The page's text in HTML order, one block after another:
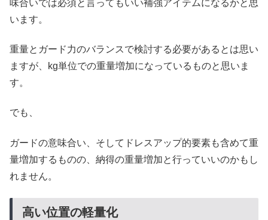
味合いでは必須と言ってもいい補強アイテムになるかと思
います。
重量とガード力のバランスで検討する必要があるとは思い
ますが、kg単位での重量増加になっているものと思いま
す。
でも、
ガードの意味合い、そしてドレスアップ的要素も含めて重
量増加するものの、納得の重量増加と行っていいのかもし
れません。
高い位置の軽量化